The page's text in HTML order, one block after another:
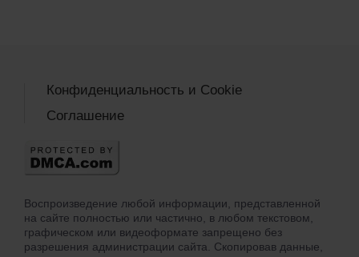
Воспроизведение любой информации, представленной
на сайте полностью или частично, в любом текстовом,
графическом или видеоформате запрещено без
разрешения администрации сайта. Скопировав данные,
Конфиденциальность и Cookie
Соглашение